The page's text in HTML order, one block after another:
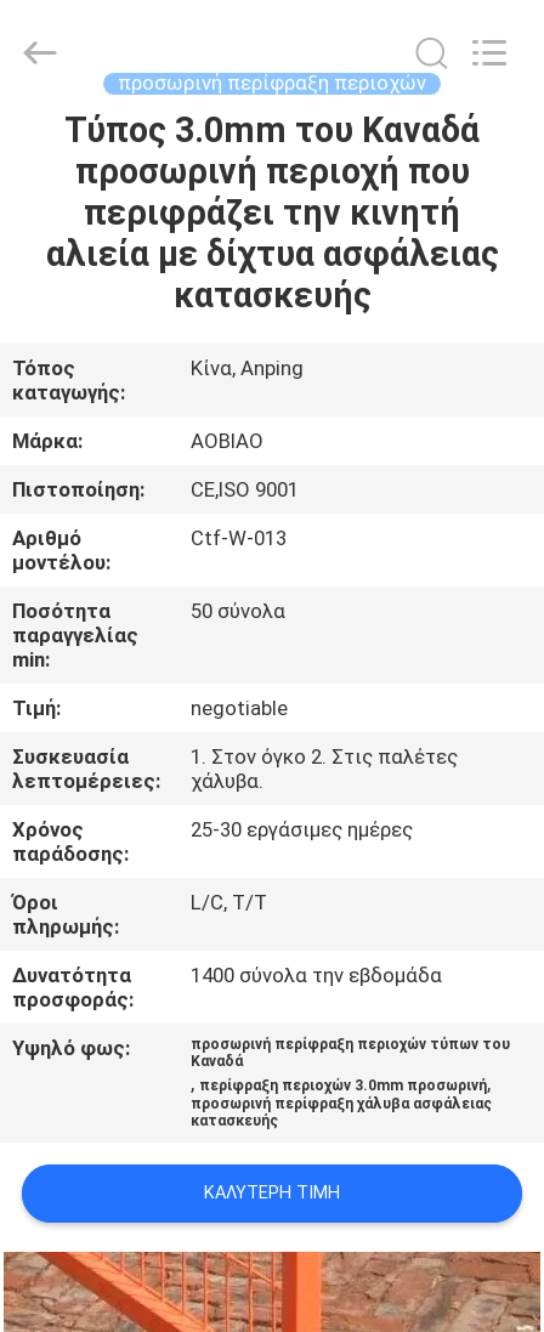
ΣΠΊΤΙ
ΠΡΟΪΌΝΤΑ
ΓΎΡΟΣ
ΕΡΓΟΣΤΑΣΊΩΝ
ΠΟΙΟΤΙΚΌΣ
ΈΛΕΓΧΟΣ
ΜΑΣ
ΣΕ
ΕΠΑΦΉ
ΕΙΔΉΣΕΙΣ
ΖΗΤΉΣΤΕ
ΈΝΑ
ΑΠΌΣΠΑΣΜΑ
PRIVACY
POLICY
Co.,Ltd.
προσωρινή περίφραξη περιοχών
Τύπος 3.0mm του Καναδά
προσωρινή περιοχή που
περιφράζει την κινητή
αλιεία με δίχτυα ασφάλειας
κατασκευής
Τόπος
καταγωγής:
Κίνα, Anping
Μάρκα:
AOBIAO
Πιστοποίηση:
CE,ISO 9001
Αριθμό
μοντέλου:
Ctf-W-013
Ποσότητα
παραγγελίας
min:
50 σύνολα
Τιμή:
negotiable
Συσκευασία
λεπτομέρειες:
1. Στον όγκο 2. Στις παλέτες
χάλυβα.
Χρόνος
παράδοσης:
25-30 εργάσιμες ημέρες
Όροι
πληρωμής:
L/C, T/T
Δυνατότητα
προσφοράς:
1400 σύνολα την εβδομάδα
Υψηλό φως:
προσωρινή περίφραξη περιοχών τύπων του
Καναδά
, περίφραξη περιοχών 3.0mm προσωρινή,
προσωρινή περίφραξη χάλυβα ασφάλειας
κατασκευής
ΚΑΛΎΤΕΡΗ ΤΙΜΉ